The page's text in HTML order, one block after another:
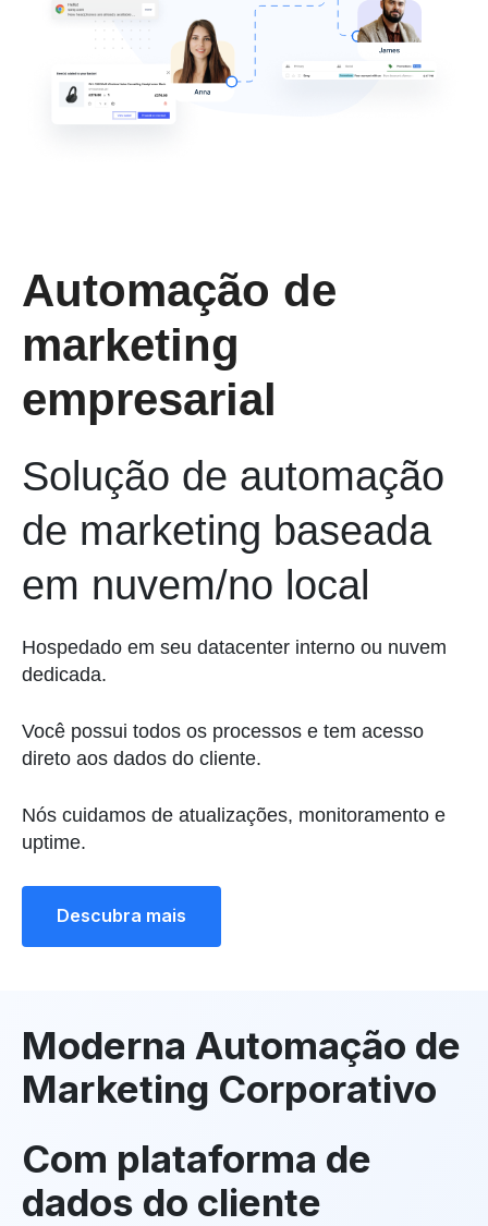
Automação de
marketing
empresarial
Solução de automação
de marketing baseada
em nuvem/no local
Hospedado em seu datacenter interno ou nuvem
dedicada.
Você possui todos os processos e tem acesso
direto aos dados do cliente.
Nós cuidamos de atualizações, monitoramento e
uptime.
Descubra mais
Moderna Automação de
Marketing Corporativo
Com plataforma de
dados do cliente